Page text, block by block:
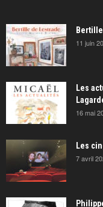
11 juin
Les
16 mai
Les
7 avril